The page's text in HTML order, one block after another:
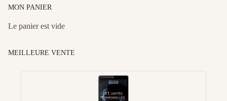
MON PANIER
Le panier est vide
MEILLEURE VENTE